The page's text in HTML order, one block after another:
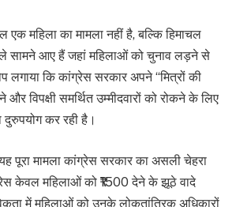
एक महिला का मामला नहीं है, बल्कि हिमाचल
सामने आए हैं जहां महिलाओं को चुनाव लड़ने से
लगाया कि कांग्रेस सरकार अपने “मित्रों की
विपक्षी समर्थित उम्मीदवारों को रोकने के लिए
दुरुपयोग कर रही है।
पूरा मामला कांग्रेस सरकार का असली चेहरा
केवल महिलाओं को ₹1500 देने के झूठे वादे
में महिलाओं को उनके लोकतांत्रिक अधिकारों